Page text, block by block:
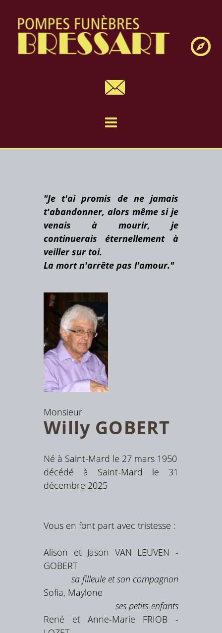
"Je t'ai promis de ne jamais
t'abandonner, alors même si je
venais à mourir, je
continuerais éternellement à
veiller sur toi.
La mort n'arrête pas l'amour."
Monsieur
Willy GOBERT
Né à Saint-Mard le 27 mars 1950
décédé à Saint-Mard le 31
décembre 2025
Vous en font part avec tristesse :
Alison et Jason VAN LEUVEN -
GOBERT
sa filleule et son compagnon
Sofia, Maylone
ses petits-enfants
René et Anne-Marie FRIOB -